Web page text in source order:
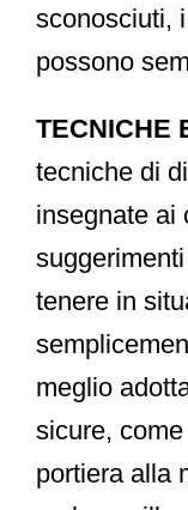
sconosciuti,
possono
TECNICHE
tecniche di
insegnate ai
tenere in
meglio
sicure,
portiera alla